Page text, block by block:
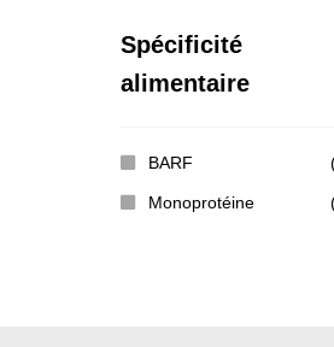
Spécificité
alimentaire
BARF
Monoprotéine